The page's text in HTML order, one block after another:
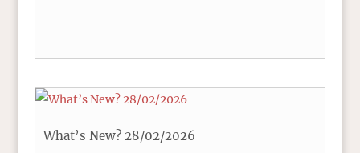
What’s New? 28/02/2026